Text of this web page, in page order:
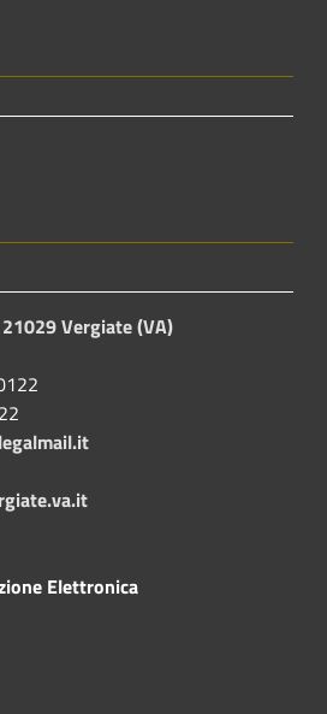
Vergiate (VA)
Elettronica